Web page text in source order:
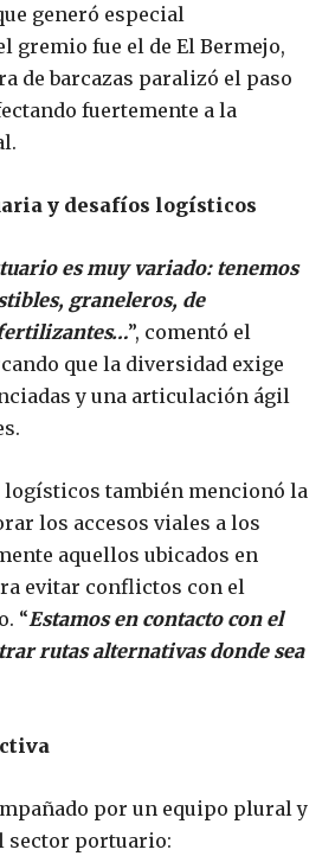
generó especial
gremio fue el de El Bermejo,
de barcazas paralizó el paso
fuertemente a la
y desafíos logísticos
es muy variado: tenemos
graneleros, de
”, comentó el
que la diversidad exige
y una articulación ágil
logísticos también mencionó la
los accesos viales a los
aquellos ubicados en
evitar conflictos con el
“Estamos en contacto con el
rutas alternativas donde sea
por un equipo plural y
sector portuario: